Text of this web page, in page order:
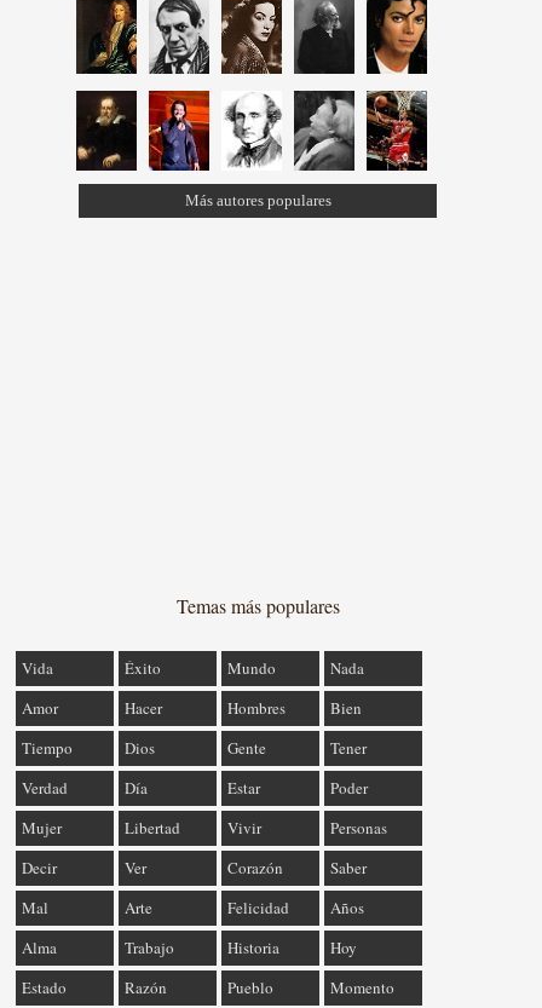
Más autores populares
Temas más populares
Vida Éxito Mundo
Nada
Amor
Hacer Hombres
Bien
Tiempo
Dios Gente
Tener
Verdad
Día Estar
Poder
Mujer
Libertad Vivir
Personas
Decir
Ver Corazón
Saber
Mal
Arte Felicidad
Años
Alma
Trabajo Historia
Hoy
Estado
Razón Pueblo Momento